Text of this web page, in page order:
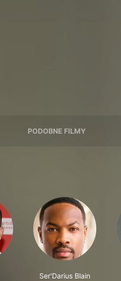
PODOBNE FILMY
Ser'Darius Blain